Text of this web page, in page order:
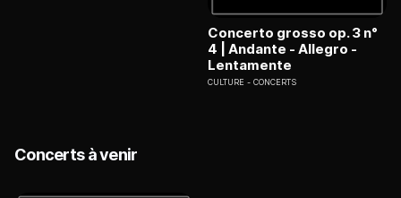
Concerto grosso op. 3 n°
4 | Andante - Allegro -
Lentamente
CULTURE CONCERTS
Concerts à venir